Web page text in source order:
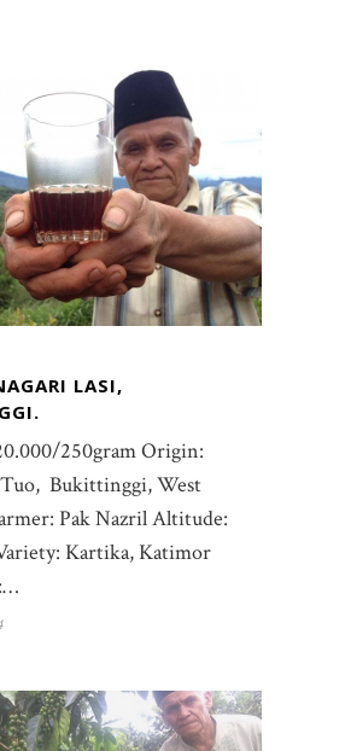
LASI,
250gram Origin:
Bukittinggi, West
Pak Nazril Altitude:
Kartika, Katimor